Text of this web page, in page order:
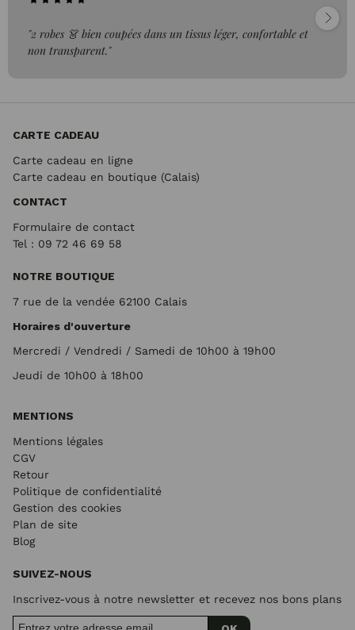
"2 robes 👗 bien coupées dans un tissus léger, confortable et
non transparent."
CARTE CADEAU
Carte cadeau en ligne
Carte cadeau en boutique (Calais)
CONTACT
Formulaire de contact
Tel : 09 72 46 69 58
NOTRE BOUTIQUE
7 rue de la vendée 62100 Calais
Horaires d'ouverture
Mercredi / Vendredi / Samedi de 10h00 à 19h00
Jeudi de 10h00 à 18h00
MENTIONS
Mentions légales
CGV
Retour
Politique de confidentialité
Gestion des cookies
Plan de site
Blog
SUIVEZ-NOUS
Inscrivez-vous à notre newsletter et recevez nos bons plans